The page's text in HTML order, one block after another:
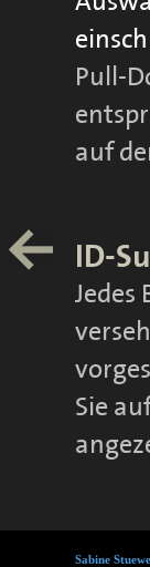
Pull-
auf
ID-
Jedes
Sie
Sabine